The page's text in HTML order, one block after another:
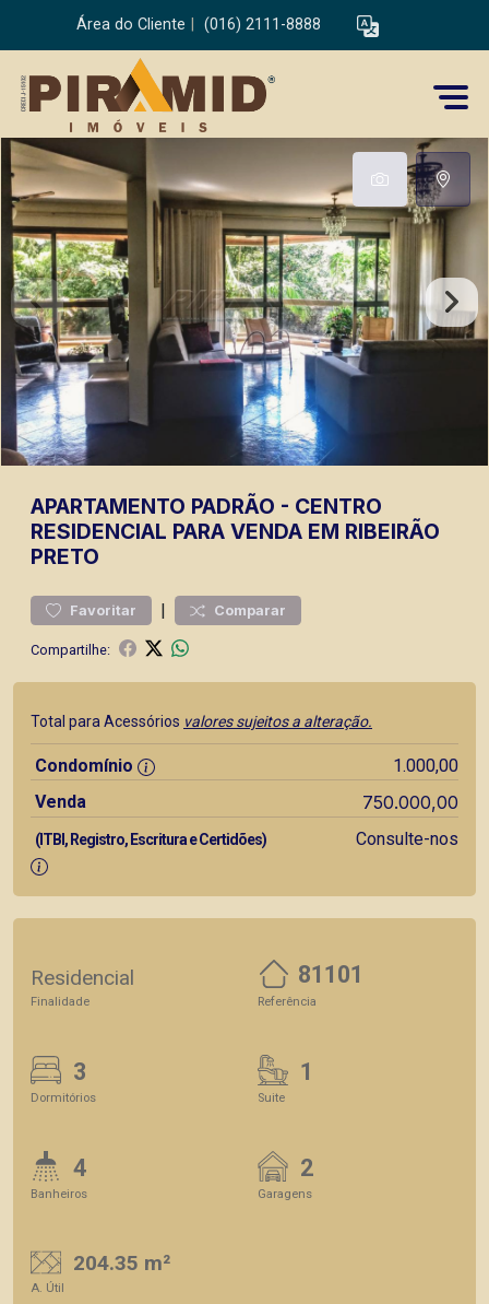
Área do Cliente (016) 2111-8888
APARTAMENTO PADRÃO - CENTRO
RESIDENCIAL PARA VENDA EM RIBEIRÃO
PRETO
Favoritar | Comparar
Compartilhe:
Total para Acessórios valores sujeitos a alteração.
Condomínio
1.000,00
Venda
750.000,00
(ITBI, Registro, Escritura e Certidões) Consulte-nos
Residencial
Finalidade
81101
Referência
3
Dormitórios
1
Suite
4
Banheiros
2
Garagens
204.35 m²
A. Útil